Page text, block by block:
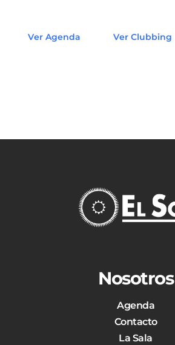
Ver Agenda Ver Clubbing
Nosotros
Agenda
Contacto
La Sala